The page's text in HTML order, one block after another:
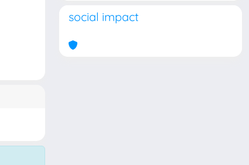
social impact